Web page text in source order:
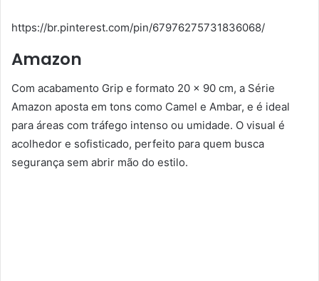
https://br.pinterest.com/pin/67976275731836068/
Amazon
Com acabamento Grip e formato 20 x 90 cm, a Série
Amazon aposta em tons como Camel e Ambar, e é ideal
para áreas com tráfego intenso ou umidade. O visual é
acolhedor e sofisticado, perfeito para quem busca
segurança sem abrir mão do estilo.